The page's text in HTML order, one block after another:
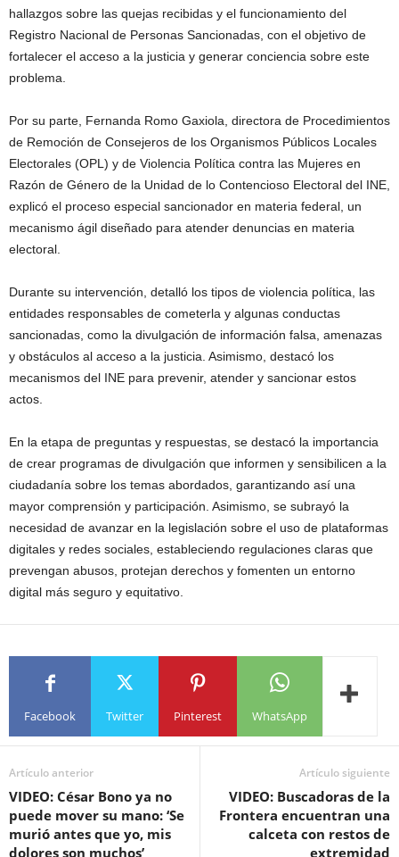
hallazgos sobre las quejas recibidas y el funcionamiento del
Registro Nacional de Personas Sancionadas, con el objetivo de
fortalecer el acceso a la justicia y generar conciencia sobre este
problema.
Por su parte, Fernanda Romo Gaxiola, directora de Procedimientos
de Remoción de Consejeros de los Organismos Públicos Locales
Electorales (OPL) y de Violencia Política contra las Mujeres en
Razón de Género de la Unidad de lo Contencioso Electoral del INE,
explicó el proceso especial sancionador en materia federal, un
mecanismo ágil diseñado para atender denuncias en materia
electoral.
Durante su intervención, detalló los tipos de violencia política, las
entidades responsables de cometerla y algunas conductas
sancionadas, como la divulgación de información falsa, amenazas
y obstáculos al acceso a la justicia. Asimismo, destacó los
mecanismos del INE para prevenir, atender y sancionar estos
actos.
En la etapa de preguntas y respuestas, se destacó la importancia
de crear programas de divulgación que informen y sensibilicen a la
ciudadanía sobre los temas abordados, garantizando así una
mayor comprensión y participación. Asimismo, se subrayó la
necesidad de avanzar en la legislación sobre el uso de plataformas
digitales y redes sociales, estableciendo regulaciones claras que
prevengan abusos, protejan derechos y fomenten un entorno
digital más seguro y equitativo.
Facebook Twitter Pinterest WhatsApp
Artículo anterior
VIDEO: César Bono ya no
puede mover su mano: ‘Se
murió antes que yo, mis
dolores son muchos’
Artículo siguiente
VIDEO: Buscadoras de la
Frontera encuentran una
calceta con restos de
extremidad